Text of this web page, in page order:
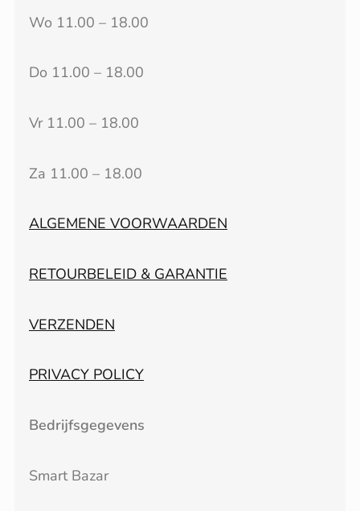
Wo 11.00 – 18.00
Do 11.00 – 18.00
Vr 11.00 – 18.00
Za 11.00 – 18.00
ALGEMENE VOORWAARDEN
RETOURBELEID & GARANTIE
VERZENDEN
PRIVACY POLICY
Bedrijfsgegevens
Smart Bazar